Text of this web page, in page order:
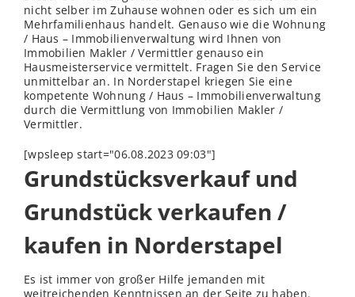
nicht selber im Zuhause wohnen oder es sich um ein
Mehrfamilienhaus handelt. Genauso wie die Wohnung
/ Haus – Immobilienverwaltung wird Ihnen von
Immobilien Makler / Vermittler genauso ein
Hausmeisterservice vermittelt. Fragen Sie den Service
unmittelbar an. In Norderstapel kriegen Sie eine
kompetente Wohnung / Haus – Immobilienverwaltung
durch die Vermittlung von Immobilien Makler /
Vermittler.
[wpsleep start="06.08.2023 09:03"]
Grundstücksverkauf und
Grundstück verkaufen /
kaufen in Norderstapel
Es ist immer von großer Hilfe jemanden mit
weitreichenden Kenntnissen an der Seite zu haben.